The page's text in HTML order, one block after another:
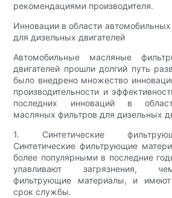
рекомендациями производителя.
Инновации в области
для дизельных двигателей
Автомобильные масляные
двигателей прошли долгий путь
было внедрено множество
производительности и
последних инноваций в
масляных фильтров для дизельных
1. Синтетические
Синтетические фильтрующие
более популярными в последние
улавливают загрязнения,
фильтрующие материалы, и
срок службы.